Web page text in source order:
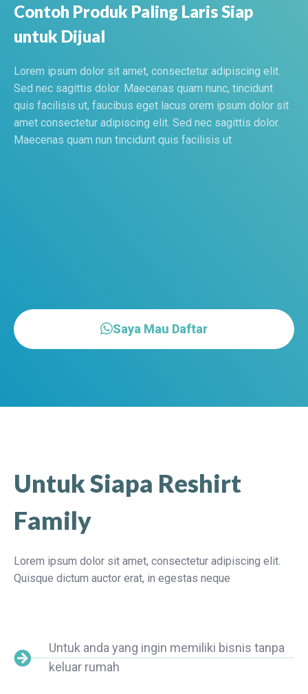
Contoh Produk Paling Laris Siap
untuk Dijual
Lorem ipsum dolor sit amet, consectetur adipiscing elit.
Sed nec sagittis dolor. Maecenas quam nunc, tincidunt
quis facilisis ut, faucibus eget lacus orem ipsum dolor sit
amet consectetur adipiscing elit. Sed nec sagittis dolor.
Maecenas quam nun tincidunt quis facilisis ut
Saya Mau Daftar
Untuk Siapa Reshirt
Family
Lorem ipsum dolor sit amet, consectetur adipiscing elit.
Quisque dictum auctor erat, in egestas neque
Untuk anda yang ingin memiliki bisnis tanpa
keluar rumah